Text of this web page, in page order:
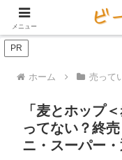
アイテム【ビール好き用】
PR
ホーム 売って
「麦とホップ
ってない？終
ニ・スーパー
メニュー